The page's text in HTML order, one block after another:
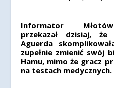
Informator Młotów
przekazał dzisiaj,
Aguerda
zupełnie zmienić swój
Hamu, mimo że gracz
na testach medycznych.